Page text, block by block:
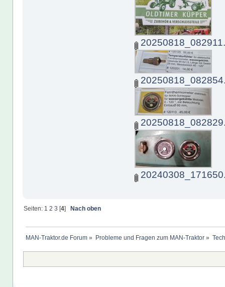
Seiten: 1 2 3 [4] Nach oben
MAN-Traktor.de Forum » Probleme und Fragen zum MAN-Traktor »